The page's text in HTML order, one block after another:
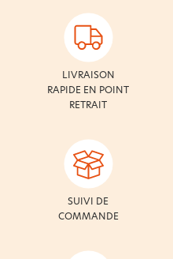
LIVRAISON
RAPIDE EN POINT
RETRAIT
SUIVI DE
COMMANDE